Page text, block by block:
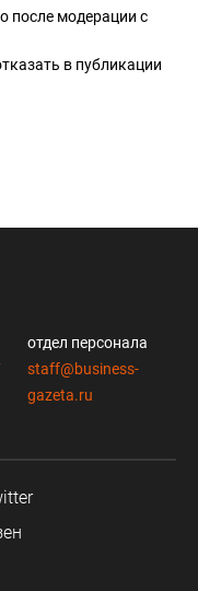
после модерации с
в публикации
отдел персонала
staff@business-
gazeta.ru